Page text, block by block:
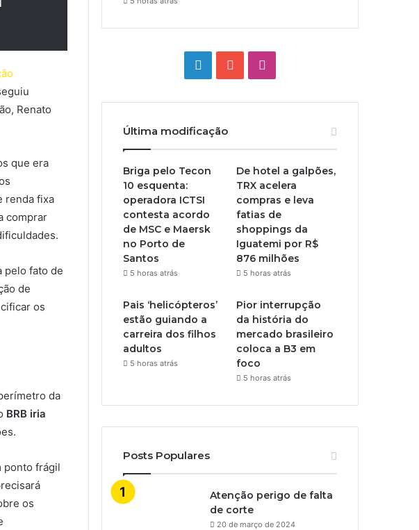
Renato
que era
renda fixa
comprar
pelo fato de
de
os
da
BRB iria
ponto frágil
os
LinkedinYouTube
Última modificação
Briga pelo Tecon
10 esquenta:
operadora ICTSI
contesta acordo
de MSC e Maersk
no Porto de
Santos
5 horas atrás
De hotel a galpões,
TRX acelera
compras e leva
fatias de
shoppings da
Iguatemi por R$
876 milhões
5 horas atrás
Pais ‘helicópteros’
estão guiando a
carreira dos filhos
adultos
5 horas atrás
Pior interrupção
da história do
mercado brasileiro
coloca a B3 em
foco
5 horas atrás
Posts Populares
Atenção perigo de falta
de corte
20 de março de 2024